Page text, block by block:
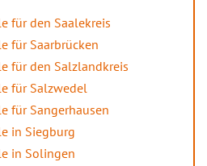
für den Saalekreis
für Saarbrücken
für den Salzlandkreis
für Salzwedel
für Sangerhausen
in Siegburg
in Solingen